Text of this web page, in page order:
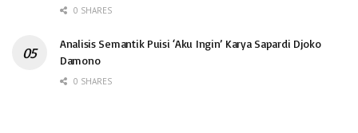
0 SHARES
Analisis Semantik Puisi ‘Aku Ingin’ Karya Sapardi Djoko
Damono
0 SHARES